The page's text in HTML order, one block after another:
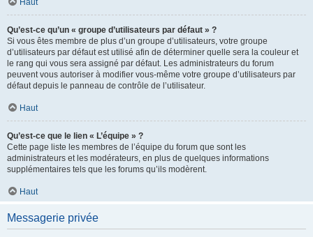
Haut
Qu’est-ce qu’un « groupe d’utilisateurs par défaut » ?
Si vous êtes membre de plus d’un groupe d’utilisateurs, votre groupe
d’utilisateurs par défaut est utilisé afin de déterminer quelle sera la couleur et
le rang qui vous sera assigné par défaut. Les administrateurs du forum
peuvent vous autoriser à modifier vous-même votre groupe d’utilisateurs par
défaut depuis le panneau de contrôle de l’utilisateur.
Haut
Qu’est-ce que le lien « L’équipe » ?
Cette page liste les membres de l’équipe du forum que sont les
administrateurs et les modérateurs, en plus de quelques informations
supplémentaires tels que les forums qu’ils modèrent.
Haut
Messagerie privée